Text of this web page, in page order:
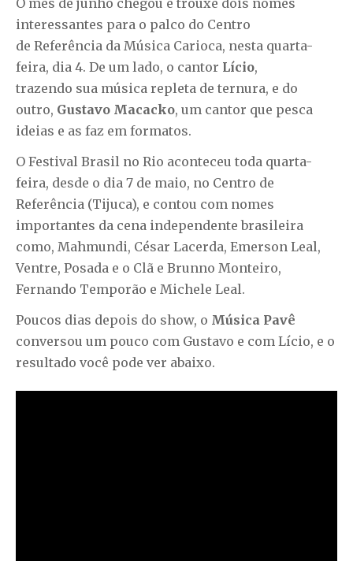
O mês de junho chegou e trouxe dois nomes
interessantes para o palco do Centro
de Referência da Música Carioca, nesta quarta-
feira, dia 4. De um lado, o cantor Lício,
trazendo sua música repleta de ternura, e do
outro, Gustavo Macacko, um cantor que pesca
ideias e as faz em formatos.
O Festival Brasil no Rio aconteceu toda quarta-
feira, desde o dia 7 de maio, no Centro de
Referência (Tijuca), e contou com nomes
importantes da cena independente brasileira
como, Mahmundi, César Lacerda, Emerson Leal,
Ventre, Posada e o Clã e Brunno Monteiro,
Fernando Temporão e Michele Leal.
Poucos dias depois do show, o Música Pavê
conversou um pouco com Gustavo e com Lício, e o
resultado você pode ver abaixo.